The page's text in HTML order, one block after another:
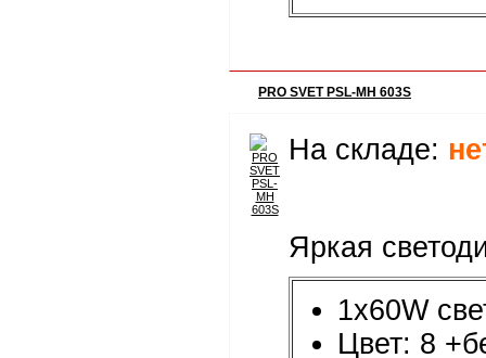
PRO SVET PSL-MH 603S
На складе:
Яркая
1x60W
Цвет: 8